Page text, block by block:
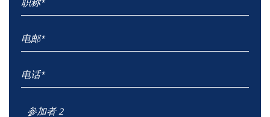
参加者 2